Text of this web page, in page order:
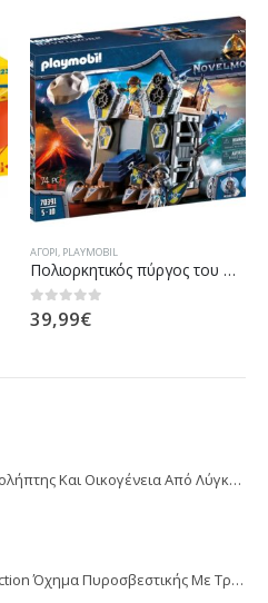
ΑΓΌΡΙ, PLAYMOBIL
Πολιορκητικός πύργος του Νόβελμορ
0out of 5
39,99€
Playmobil Εικονολήπτης Και Οικογένεια Από Λύγκες 5561
Playmobil City Action Όχημα Πυροσβεστικής Με Τροχαλία Ρυμούλκησης 9466